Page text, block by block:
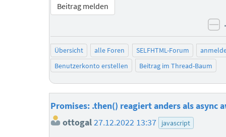
Beitrag melden
Übersicht alle Foren SELFHTML-Forum
Benutzerkonto erstellen
Beitrag im Thread-Baum
Promises: .then() reagiert anders als async
ottogal 27.12.2022 13:37 javascript